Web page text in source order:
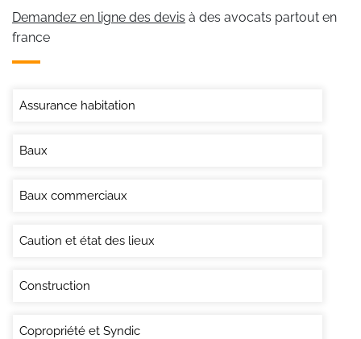
Demandez en ligne des devis à des avocats partout en
france
Assurance habitation
Baux
Baux commerciaux
Caution et état des lieux
Construction
Copropriété et Syndic